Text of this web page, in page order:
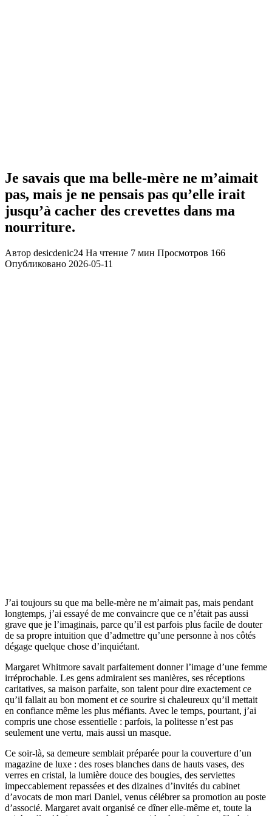
Je savais que ma belle-mère ne m’aimait
pas, mais je ne pensais pas qu’elle irait
jusqu’à cacher des crevettes dans ma
nourriture.
Автор desicdenic24 На чтение 7 мин Просмотров 166
Опубликовано 2026-05-11
J’ai toujours su que ma belle-mère ne m’aimait pas, mais pendant
longtemps, j’ai essayé de me convaincre que ce n’était pas aussi
grave que je l’imaginais, parce qu’il est parfois plus facile de douter
de sa propre intuition que d’admettre qu’une personne à nos côtés
dégage quelque chose d’inquiétant.
Margaret Whitmore savait parfaitement donner l’image d’une femme
irréprochable. Les gens admiraient ses manières, ses réceptions
caritatives, sa maison parfaite, son talent pour dire exactement ce
qu’il fallait au bon moment et ce sourire si chaleureux qu’il mettait
en confiance même les plus méfiants. Avec le temps, pourtant, j’ai
compris une chose essentielle : parfois, la politesse n’est pas
seulement une vertu, mais aussi un masque.
Ce soir-là, sa demeure semblait préparée pour la couverture d’un
magazine de luxe : des roses blanches dans de hauts vases, des
verres en cristal, la lumière douce des bougies, des serviettes
impeccablement repassées et des dizaines d’invités du cabinet
d’avocats de mon mari Daniel, venus célébrer sa promotion au poste
d’associé. Margaret avait organisé ce dîner elle-même et, toute la